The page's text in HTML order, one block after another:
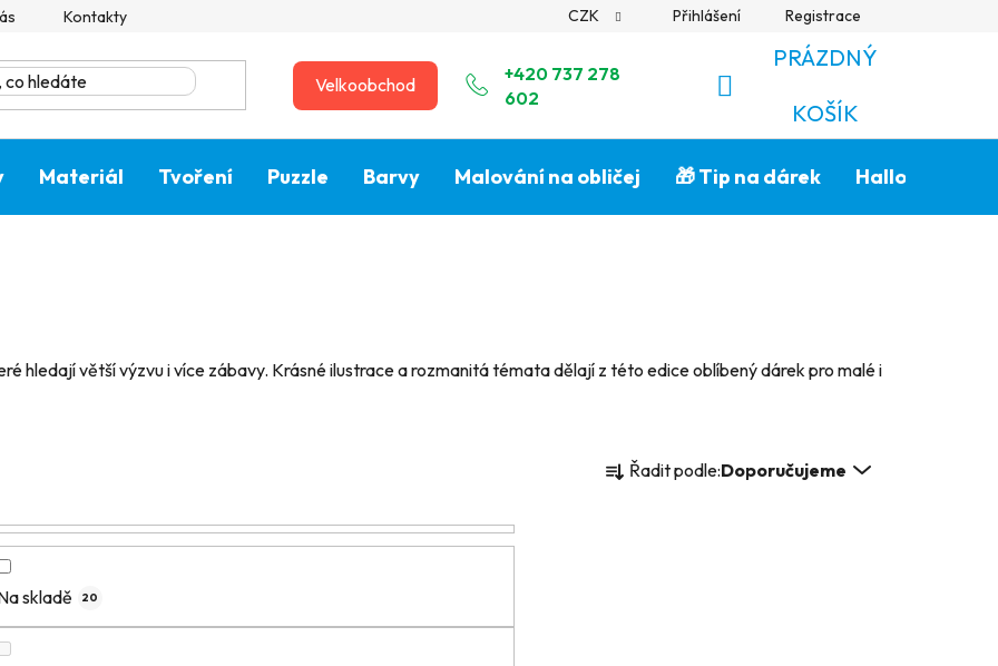
Kontakty CZK Přihlášení Registrace
Velkoobchod
+420 737 278
602
NÁKUPNÍ
KOŠÍK
PRÁZDNÝ
KOŠÍK
Materiál Tvoření Puzzle Barvy Malování na obličej 🎁 Tip na dárek Halloween🎃
hledají větší výzvu i více zábavy. Krásné ilustrace a rozmanitá témata dělají z této edice oblíbený dárek pro malé i
a Řadit podle:Doporučujeme
skladě 20